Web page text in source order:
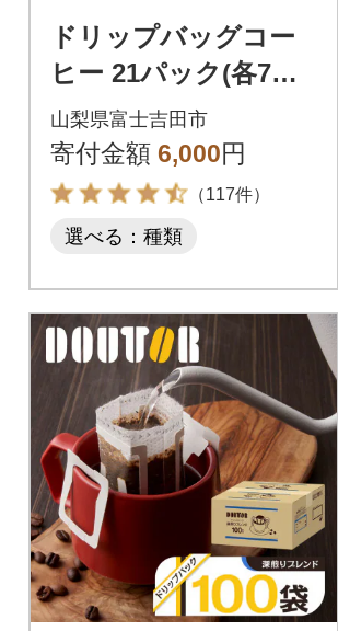
ドリップバッグコー
ヒー 21パック(各7パ
ック×3種) 飲み比べ珈
琲セット 富士山麓ぶ
れんど
山梨県富士吉田市
寄付金額 6,000円
（117件）
選べる：種類